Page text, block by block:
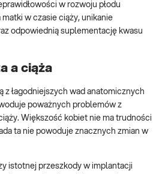
w rozwoju płodu
w czasie ciąży, unikanie
odpowiednią suplementację kwasu
a ciąża
z łagodniejszych wad anatomicznych
poważnych problemów z
Większość kobiet nie ma trudności
ta nie powoduje znacznych zmian w
istotnej przeszkody w implantacji